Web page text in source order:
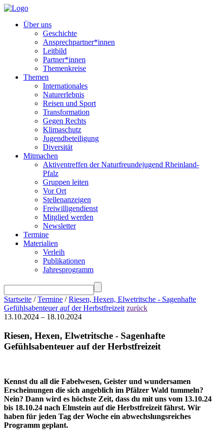
Über uns
Geschichte
Ansprechpartner*innen
Leitbild
Partner*innen
Themenkreise
Themen
Internationales
Naturerlebnis
Reisen und Sport
Transformation
Gegen Rechts
Klimaschutz
Jugendbeteiligung
Diversität
Mitmachen
Aktiventreffen der Naturfreundejugend Rheinland-
Pfalz
Gruppen leiten
Vor Ort
Stellenanzeigen
Freiwilligendienst
Mitglied werden
Newsletter
Termine
Materialien
Verleih
Publikationen
Jahresprogramm
Startseite /Termine /Riesen, Hexen, Elwetritsche - Sagenhafte
Gefühlsabenteuer auf der Herbstfreizeit zurück
13.10.2024 – 18.10.2024
Riesen, Hexen, Elwetritsche - Sagenhafte
Gefühlsabenteuer auf der Herbstfreizeit
Kennst du all die Fabelwesen, Geister und wundersamen
Erscheinungen die sich angeblich im Pfälzer Wald tummeln?
Nein? Dann wird es höchste Zeit, dass du mit uns vom 13.10.24
bis 18.10.24 nach Elmstein auf die Herbstfreizeit fährst. Wir
haben für jeden Tag der Woche ein abwechslungsreiches
Programm geplant.